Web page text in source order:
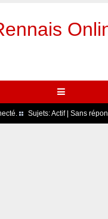
Sujets:Actif| Sans